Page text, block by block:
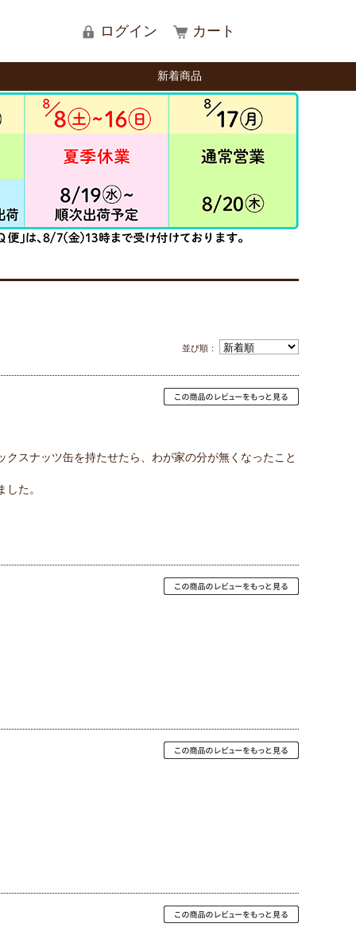
ログイン カート
新着商品
並び順：
スナッツ缶を持たせたら、わが家の分が無くなったこと
た。